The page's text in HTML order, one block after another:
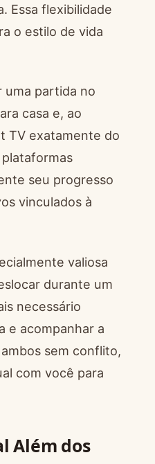
Essa flexibilidade
o estilo de vida
uma partida no
casa e, ao
TV exatamente do
seu progresso
vinculados à
valiosa
durante um
necessário
e acompanhar a
sem conflito,
com você para
Além dos